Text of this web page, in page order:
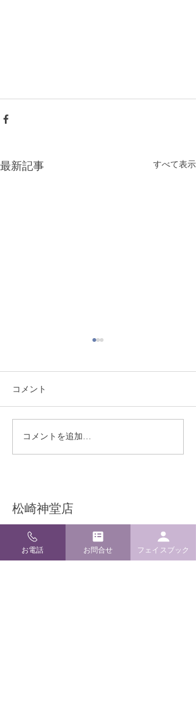
最新記事 すべて表示
熊本地震により被災され
た皆様へ
コメント
コメントを追加…
​松崎神堂店
〒920-0909 石川県金沢市袋町4-24
TEL / FAX
076-262-6022
E-mailinfo@m-kamidana.com
お電話 お問合せ フェイスブック